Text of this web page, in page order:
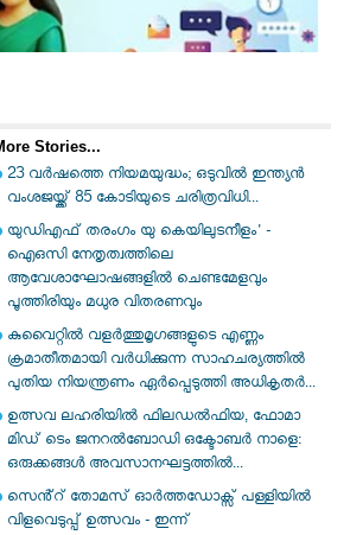
Stories...
23 വർഷത്തെ നിയമയുദ്ധം; ഒടുവിൽ ഇന്ത്യൻ
വംശജയ്ക്ക് 85 കോടിയുടെ ചരിത്രവിധി...
യുഡിഎഫ് തരംഗം യു കെയിലുടനീളം' -
ഐഒസി നേതൃത്വത്തിലെ
ആവേശാഘോഷങ്ങളിൽ ചെണ്ടമേളവും
പൂത്തിരിയും മധുര വിതരണവും
കുവൈറ്റിൽ വളർത്തുമൃഗങ്ങളുടെ എണ്ണം
ക്രമാതീതമായി വർധിക്കുന്ന സാഹചര്യത്തിൽ
പുതിയ നിയന്ത്രണം ഏർപ്പെടുത്തി അധികൃതർ...
ഉത്സവ ലഹരിയിൽ ഫിലഡൽഫിയ, ഫോമാ
മിഡ് ടെം ജനറൽബോഡി ഒക്ടോബർ നാളെ:
ഒരുക്കങ്ങൾ അവസാനഘട്ടത്തിൽ...
സെൻ്റ് തോമസ് ഓർത്തഡോക്സ് പള്ളിയിൽ
വിളവെടുപ്പ് ഉത്സവം - ഇന്ന്